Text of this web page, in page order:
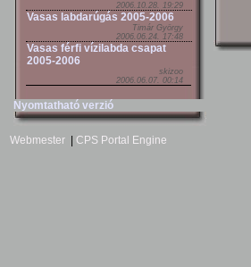
2006.10.28. 19:29
Vasas labdarúgás 2005-2006
Timár György
2006.06.24. 17:48
Vasas férfi vízilabda csapat
2005-2006
skizoo
2006.06.07. 00:14
Nyomtatható verzió
Webmester CPS Portal Engine